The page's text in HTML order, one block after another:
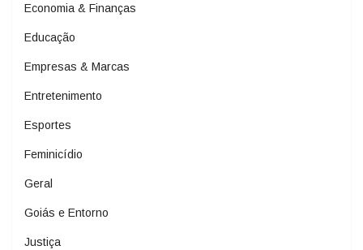
Economia & Finanças
Educação
Empresas & Marcas
Entretenimento
Esportes
Feminicídio
Geral
Goiás e Entorno
Justiça